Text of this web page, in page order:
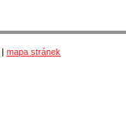
mapa stránek